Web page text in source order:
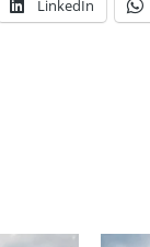
LinkedIn